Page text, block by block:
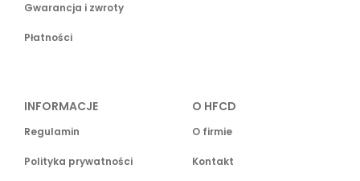
Gwarancja i zwroty
Płatności
INFORMACJE
Regulamin
Polityka prywatności
O HFCD
O firmie
Kontakt